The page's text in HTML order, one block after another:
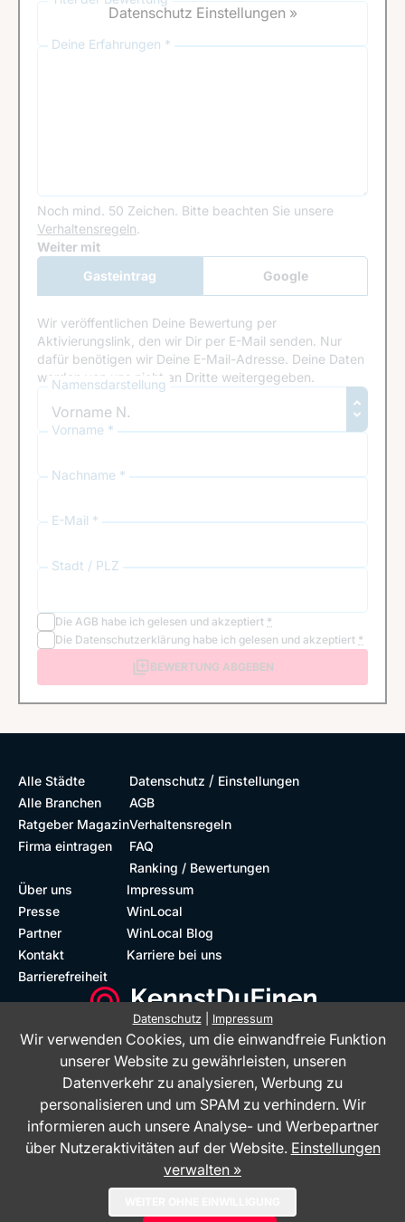
Deine Erfahrungen *
Noch mind. 50 Zeichen. Bitte beachten Sie unsere
Verhaltensregeln.
Google Recaptcha
Weiter mit
Gasteintrag
Google
Anmeldung
Wir veröffentlichen Deine Bewertung per
Aktivierungslink, den wir Dir per E-Mail senden. Nur
dafür benötigen wir Deine E-Mail-Adresse. Deine Daten
werden von uns nicht an Dritte weitergegeben.
Namensdarstellung
Vorname *
Nachname *
E-Mail *
Stadt / PLZ
Die AGB habe ich gelesen und akzeptiert *
Die Datenschutzerklärung habe ich gelesen und akzeptiert *
BEWERTUNG ABGEBEN
Datenschutz Einstellungen »
Alle Städte
Alle Branchen
Ratgeber Magazin
Firma eintragen
Datenschutz / Einstellungen
AGB
Verhaltensregeln
FAQ
Ranking / Bewertungen
Über uns
Presse
Partner
Kontakt
Barrierefreiheit
Impressum
WinLocal
WinLocal Blog
Karriere bei uns
Datenschutz| Impressum
Wir verwenden Cookies, um die einwandfreie Funktion
unserer Website zu gewährleisten, unseren
Datenverkehr zu analysieren, Werbung zu
personalisieren und um SPAM zu verhindern. Wir
informieren auch unsere Analyse- und Werbepartner
über Nutzeraktivitäten auf der Website. Einstellungen
verwalten »